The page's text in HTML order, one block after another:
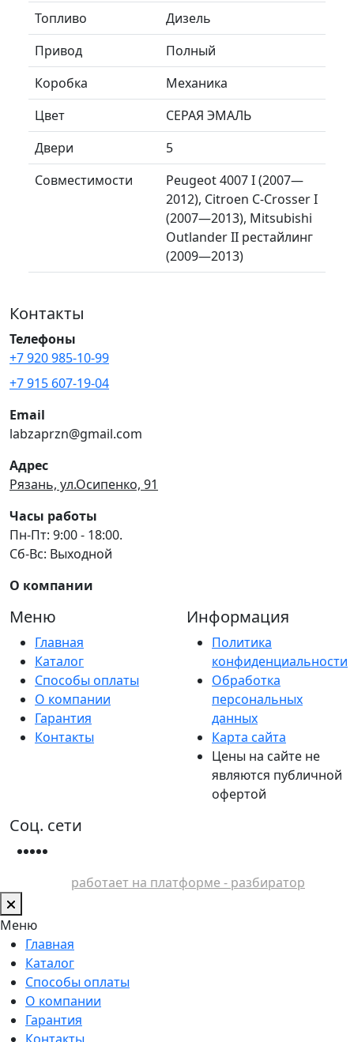
Топливо
Дизель
Привод
Полный
Коробка
Механика
Цвет
СЕРАЯ ЭМАЛЬ
Двери
5
Совместимости
Peugeot 4007 I (2007—
2012), Citroen C-Crosser I
(2007—2013), Mitsubishi
Outlander II рестайлинг
(2009—2013)
Контакты
Телефоны
+7 920 985-10-99
+7 915 607-19-04
Email
labzaprzn@gmail.com
Адрес
Рязань, ул.Осипенко, 91
Часы работы
Пн-Пт: 9:00 - 18:00.
Сб-Вс: Выходной
О компании
Меню
Главная
Каталог
Способы оплаты
О компании
Гарантия
Контакты
Информация
Политика
конфиденциальности
Обработка
персональных
данных
Карта сайта
Цены на сайте не
являются публичной
офертой
Соц. сети
работает на платформе - разбиратор
Меню
Главная
Каталог
Способы оплаты
О компании
Гарантия